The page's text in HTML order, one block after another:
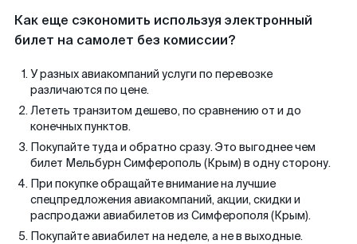
Как еще сэкономить используя электронный
билет на самолет без комиссии?
У разных авиакомпаний услуги по перевозке
различаются по цене.
Лететь транзитом дешево, по сравнению от и до
конечных пунктов.
Покупайте туда и обратно сразу. Это выгоднее чем
билет Мельбурн Симферополь (Крым) в одну сторону.
При покупке обращайте внимание на лучшие
спецпредложения авиакомпаний, акции, скидки и
распродажи авиабилетов из Симферополя (Крым).
Покупайте авиабилет на неделе, а не в выходные.